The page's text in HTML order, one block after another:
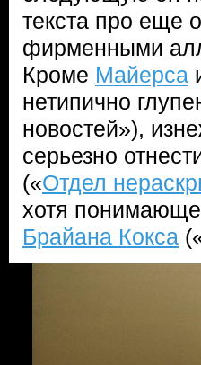
текста про еще
фирменными
Кроме Майерса
нетипично
новостей»),
серьезно
(«Отдел
хотя
Брайана Кокса